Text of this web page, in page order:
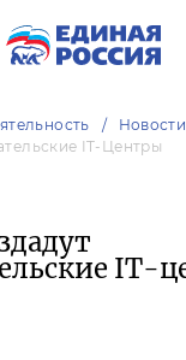
Новости
IT-Центры
IT-